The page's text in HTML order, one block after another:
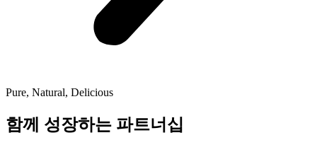
Pure, Natural, Delicious
함께 성장하는 파트너십